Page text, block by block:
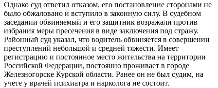
Однако суд ответил отказом, его постановление сторонами не
было обжаловано и вступило в законную силу. В судебном
заседании обвиняемый и его защитник возражали против
избрания меры пресечения в виде заключения под стражу.
Районный суд указал, что водитель обвиняется в совершении
преступлений небольшой и средней тяжести. Имеет
регистрацию и постоянное место жительства на территории
Российской Федерации, постоянно проживает в городе
Железногорске Курской области. Ранее он не был судим, на
учете у врачей психиатра и нарколога не состоит.